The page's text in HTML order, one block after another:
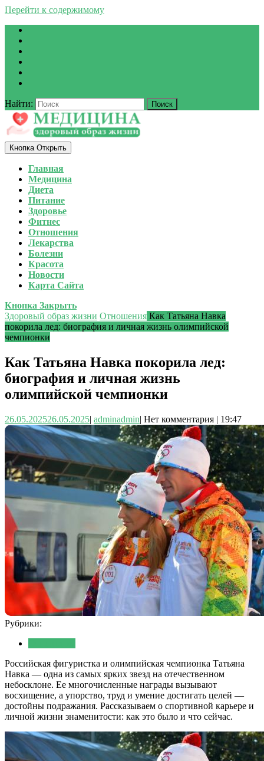
Перейти к содержимому
Найти:
Кнопка Открыть
Главная
Медицина
Диета
Питание
Здоровье
Фитнес
Отношения
Лекарства
Болезни
Красота
Новости
Карта Сайта
Кнопка Закрыть
Здоровый образ жизни Отношения Как Татьяна Навка
покорила лед: биография и личная жизнь олимпийской
чемпионки
Как Татьяна Навка покорила лед:
биография и личная жизнь
олимпийской чемпионки
26.05.202526.05.2025| adminadmin| Нет комментария | 19:47
Рубрики:
Российская фигуристка и олимпийская чемпионка Татьяна
Навка — одна из самых ярких звезд на отечественном
небосклоне. Ее многочисленные награды вызывают
восхищение, а упорство, труд и умение достигать целей —
достойны подражания. Рассказываем о спортивной карьере и
личной жизни знаменитости: как это было и что сейчас.